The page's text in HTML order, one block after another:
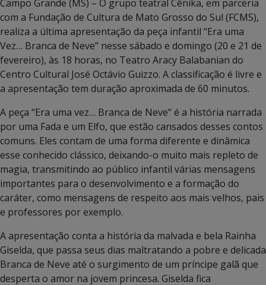
Campo Grande (MS) – O grupo teatral Cênika, em parceria
com a Fundação de Cultura de Mato Grosso do Sul (FCMS),
realiza a última apresentação da peça infantil “Era uma
Vez… Branca de Neve” nesse sábado e domingo (20 e 21 de
fevereiro), às 18 horas, no Teatro Aracy Balabanian do
Centro Cultural José Octávio Guizzo. A classificação é livre e
a apresentação tem duração aproximada de 60 minutos.
A peça “Era uma vez… Branca de Neve” é a história narrada
por uma Fada e um Elfo, que estão cansados desses contos
comuns. Eles contam de uma forma diferente e dinâmica
esse conhecido clássico, deixando-o muito mais repleto de
magia, transmitindo ao público infantil várias mensagens
importantes para o desenvolvimento e a formação do
caráter, como mensagens de respeito aos mais velhos, pais
e professores por exemplo.
A apresentação conta a história da malvada e bela Rainha
Giselda, que passa seus dias maltratando a pobre e delicada
Branca de Neve até o surgimento de um príncipe galã que
desperta o amor na jovem princesa. Giselda fica